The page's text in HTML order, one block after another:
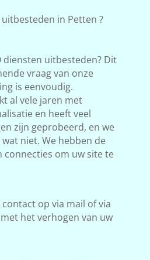
in Petten ?
diensten uitbesteden? Dit
vraag van onze
is eenvoudig.
al vele jaren met
en heeft veel
zijn geprobeerd, en we
niet. We hebben de
connecties om uw site te
op via mail of via
het verhogen van uw